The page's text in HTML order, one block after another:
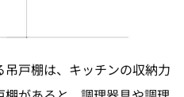
戸棚は、キッチンの収納力